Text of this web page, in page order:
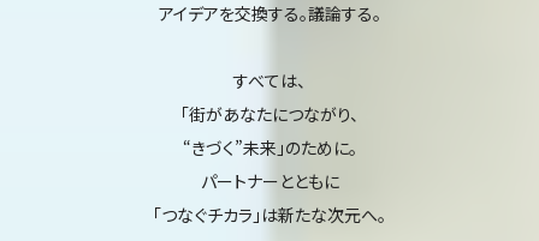
アイデアを交換する。議論する。
すべては、
「街があなたにつながり、
“きづく”未来」のために。
パートナーとともに
「つなぐチカラ」は新たな次元へ。